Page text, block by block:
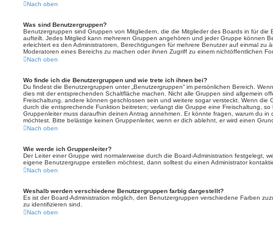
Nach oben
Was sind Benutzergruppen?
Benutzergruppen sind Gruppen von Mitgliedern, die die Mitglieder des Boards in für die
aufteilt. Jedes Mitglied kann mehreren Gruppen angehören und jeder Gruppe können
erleichtert es den Administratoren, Berechtigungen für mehrere Benutzer auf einmal zu
Moderatoren eines Bereichs zu machen oder ihnen Zugriff zu einem nichtöffentlichen
Nach oben
Wo finde ich die Benutzergruppen und wie trete ich ihnen bei?
Du findest die Benutzergruppen unter „Benutzergruppen“ im persönlichen Bereich.
dies mit der entsprechenden Schaltfläche machen. Nicht alle Gruppen sind allgemein
Freischaltung, andere können geschlossen sein und weitere sogar versteckt. Wenn die
durch die entsprechende Funktion beitreten; verlangt die Gruppe eine Freischaltung,
Gruppenleiter muss daraufhin deinen Antrag annehmen. Er könnte fragen, warum du in
möchtest. Bitte belästige keinen Gruppenleiter, wenn er dich ablehnt, er wird einen
Nach oben
Wie werde ich Gruppenleiter?
Der Leiter einer Gruppe wird normalerweise durch die Board-Administration festgelegt,
eigene Benutzergruppe erstellen möchtest, dann solltest du einen Administrator
Nach oben
Weshalb werden verschiedene Benutzergruppen farbig dargestellt?
Es ist der Board-Administration möglich, den Benutzergruppen verschiedene Farben
zu identifizieren sind.
Nach oben